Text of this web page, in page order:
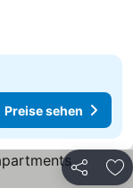
sehen
Preise sehen
Teilen